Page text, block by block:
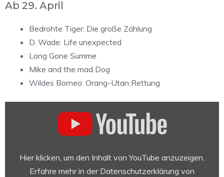
Ab 29. April
Bedrohte Tiger: Die große Zählung
D. Wade: Life unexpected
Long Gone Summe
Mike and the mad Dog
Wildes Borneo: Orang-Utan Rettung
Hier klicken, um den Inhalt von YouTube anzuzeigen.
Erfahre mehr in der Datenschutzerklärung von